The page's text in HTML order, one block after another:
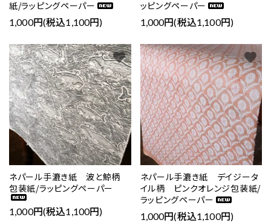
紙/ラッピングペーパー
1,000円(税込1,100円)
ッピングペーパー
1,000円(税込1,100円)
ネパール手漉き紙 波と鯨柄
包装紙/ラッピングペーパー
1,000円(税込1,100円)
favorite
ネパール手漉き紙 デイジータ
イル柄 ピンクオレンジ包装紙/
ラッピングペーパー
1,000円(税込1,100円)
favorite